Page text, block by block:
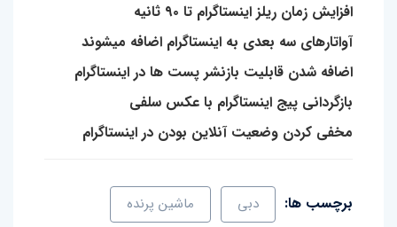
افزایش زمان ریلز اینستاگرام تا ۹۰ ثانیه
آواتارهای سه بعدی به اینستاگرام اضافه میشوند
اضافه شدن قابلیت بازنشر پست ها در اینستاگرام
بازگردانی پیج اینستاگرام با عکس سلفی
مخفی کردن وضعیت آنلاین بودن در اینستاگرام
برچسب ها: دبی ماشین پرنده